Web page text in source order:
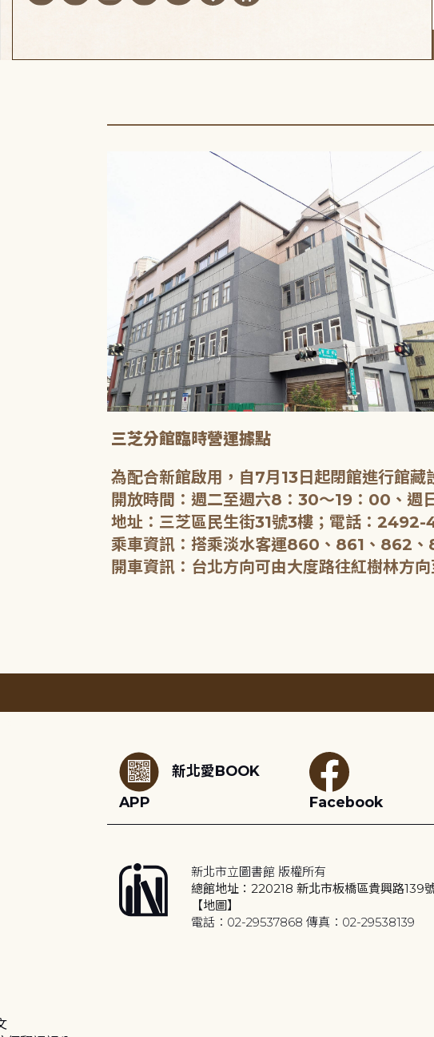
三芝分館臨時營運據點
為配合新館啟用，自7月13日起閉館進行館
開放時間：週二至週六8：30～19：00、週
地址：三芝區民生街31號3樓；電話：
乘車資訊：搭乘淡水客運860、861、862
開車資訊：台北方向可由大度路往紅樹林方向
新北愛BOOK
APP
Facebook
新北市立圖書館 版權所有
總館地址：220218 新北市板橋區貴興路139
【地圖】
電話：02-29537868 傳真：02-29538139